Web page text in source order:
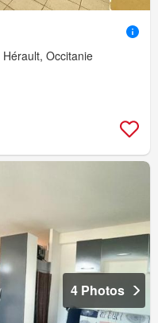
Occitanie
4 Photos